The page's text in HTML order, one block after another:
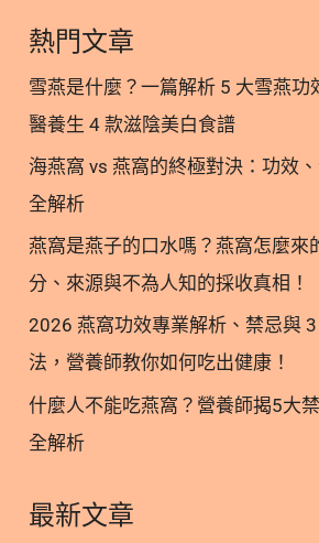
維生素與礦物質。如果長期將副食
可能會導致貓
AAFCO 狗糧的實用技巧與考量 8.
AAFCO 貓的特殊規範 9. 挑選
養標示 11. 營養完整性：輕鬆分辨
副食罐 12. 為毛孩挑選最適合的專
AAFCO、FEDIAF、NRC 三大營養
要包裝上印有符合 AAFCO 標準，
的寵物食品嗎？ Q3：NRC 和
不同？ Q4：歐洲的 FEDIAF 規範有
Q5：寵物食品標籤上的「餵食試驗
用營養蘊育健康！ 1. 認識 AAFCO
基礎把關 在探討寵物食品時，最常
會（Association of American Feed
熱門文章
雪燕是什麼？一篇解析 5 大雪燕功
醫養生 4 款滋陰美白食譜
海燕窩 vs 燕窩的終極對決：功效
全解析
燕窩是燕子的口水嗎？燕窩怎麼來
分、來源與不為人知的採收真相！
2026 燕窩功效專業解析、禁忌與
法，營養師教你如何吃出健康！
什麼人不能吃燕窩？營養師揭5大
全解析
最新文章